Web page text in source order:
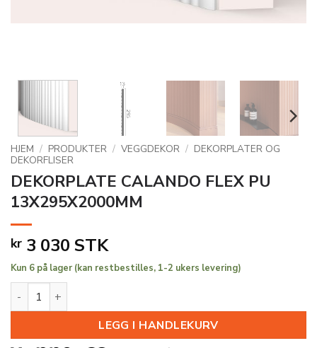
HJEM / PRODUKTER / VEGGDEKOR / DEKORPLATER OG
DEKORFLISER
DEKORPLATE CALANDO FLEX PU
13X295X2000MM
kr 3 030 STK
Kun 6 på lager (kan restbestilles, 1-2 ukers levering)
DEKORPLATE CALANDO FLEX PU 13X295X2000MM antall
LEGG I HANDLEKURV